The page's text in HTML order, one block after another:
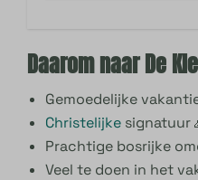
Daarom naar De
Gemoedelijke
Christelijke signatuur
Prachtige bosrijke
Veel te doen in het